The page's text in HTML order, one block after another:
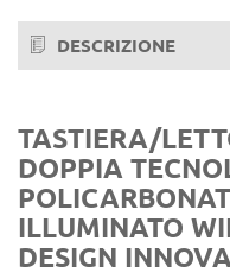
DESCRIZIONE
TASTIERA/
DOPPIA
ILLUMINATO
DESIGN